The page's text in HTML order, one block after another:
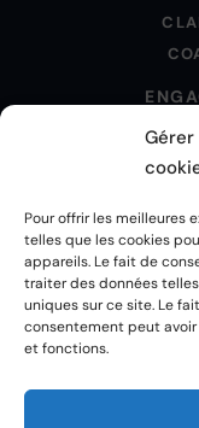
Pour offrir les meilleures
telles que les cookies
appareils. Le fait de
traiter des données
uniques sur ce site. Le
consentement peut
et fonctions.